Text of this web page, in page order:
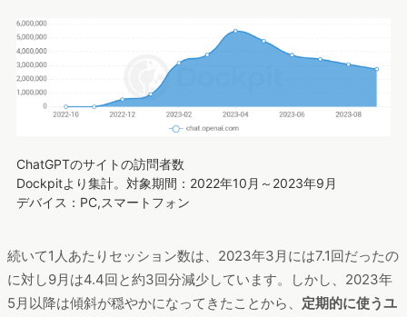
ChatGPTのサイトの訪問者数
Dockpitより集計。対象期間：2022年10月～2023年9月
デバイス：PC,スマートフォン
続いて1人あたりセッション数は、2023年3月には7.1回だったの
に対し9月は4.4回と約3回分減少しています。しかし、2023年
5月以降は傾斜が穏やかになってきたことから、 定期的に使うユ